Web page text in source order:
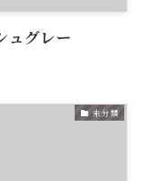
ュグレー
未分類